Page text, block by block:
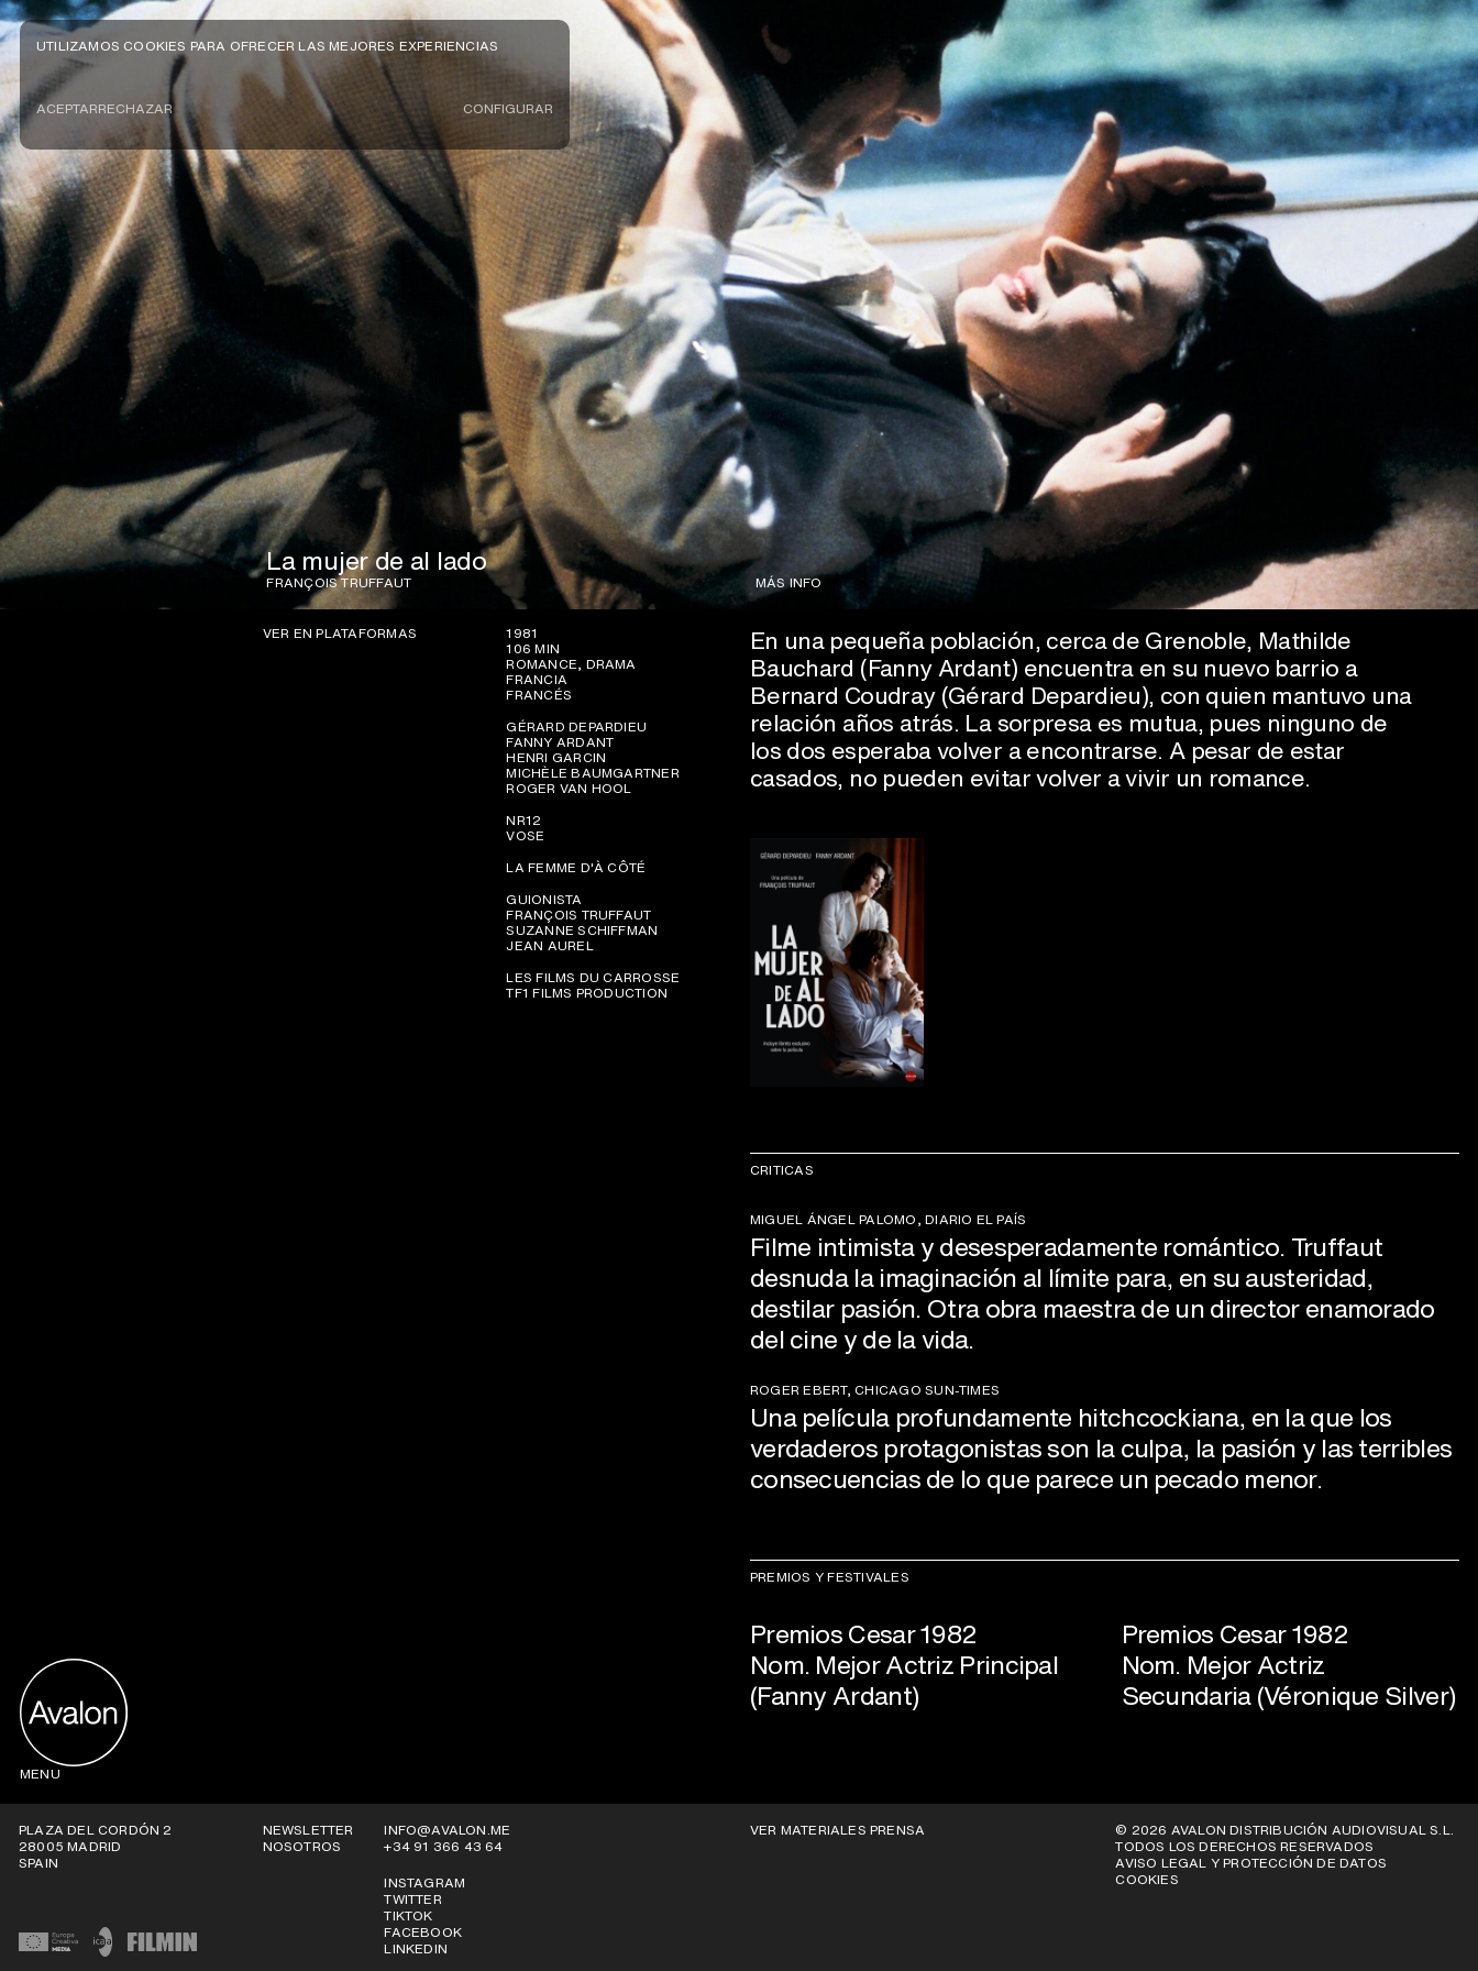
UTILIZAMOS COOKIES PARA OFRECER LAS MEJORES EXPERIENCIAS
ACEPTARRECHAZAR CONFIGURAR
MENU
La mujer de al lado
FRANÇOIS TRUFFAUT MÁS INFO
VER EN PLATAFORMAS
1981
106 MIN
ROMANCE, DRAMA
FRANCIA
FRANCÉS
GÉRARD DEPARDIEU
FANNY ARDANT
HENRI GARCIN
MICHÈLE BAUMGARTNER
ROGER VAN HOOL
NR12
VOSE
LA FEMME D'À CÔTÉ
GUIONISTA
FRANÇOIS TRUFFAUT
SUZANNE SCHIFFMAN
JEAN AUREL
LES FILMS DU CARROSSE
TF1 FILMS PRODUCTION
En una pequeña población, cerca de Grenoble, Mathilde
Bauchard (Fanny Ardant) encuentra en su nuevo barrio a
Bernard Coudray (Gérard Depardieu), con quien mantuvo una
relación años atrás. La sorpresa es mutua, pues ninguno de
los dos esperaba volver a encontrarse. A pesar de estar
casados, no pueden evitar volver a vivir un romance.
CRITICAS
MIGUEL ÁNGEL PALOMO, DIARIO EL PAÍS
Filme intimista y desesperadamente romántico. Truffaut
desnuda la imaginación al límite para, en su austeridad,
destilar pasión. Otra obra maestra de un director enamorado
del cine y de la vida.
ROGER EBERT, CHICAGO SUN-TIMES
Una película profundamente hitchcockiana, en la que los
verdaderos protagonistas son la culpa, la pasión y las terribles
consecuencias de lo que parece un pecado menor.
PREMIOS Y FESTIVALES
Premios Cesar 1982
Nom. Mejor Actriz Principal
(Fanny Ardant)
Premios Cesar 1982
Nom. Mejor Actriz
Secundaria (Véronique Silver)
PLAZA DEL CORDÓN 2
28005 MADRID
SPAIN
NEWSLETTER
NOSOTROS
INFO@AVALON.ME
+34 91 366 43 64
INSTAGRAM
TWITTER
TIKTOK
FACEBOOK
LINKEDIN
VER MATERIALES PRENSA
© 2026 AVALON DISTRIBUCIÓN AUDIOVISUAL S.L.
TODOS LOS DERECHOS RESERVADOS
AVISO LEGAL Y PROTECCIÓN DE DATOS
COOKIES